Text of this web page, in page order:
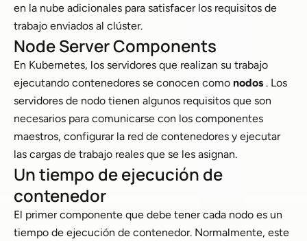
en la nube adicionales para satisfacer los requisitos de
trabajo enviados al clúster.
Node Server Components
En Kubernetes, los servidores que realizan su trabajo
ejecutando contenedores se conocen como nodos . Los
servidores de nodo tienen algunos requisitos que son
necesarios para comunicarse con los componentes
maestros, configurar la red de contenedores y ejecutar
las cargas de trabajo reales que se les asignan.
Un tiempo de ejecución de
contenedor
El primer componente que debe tener cada nodo es un
tiempo de ejecución de contenedor. Normalmente, este